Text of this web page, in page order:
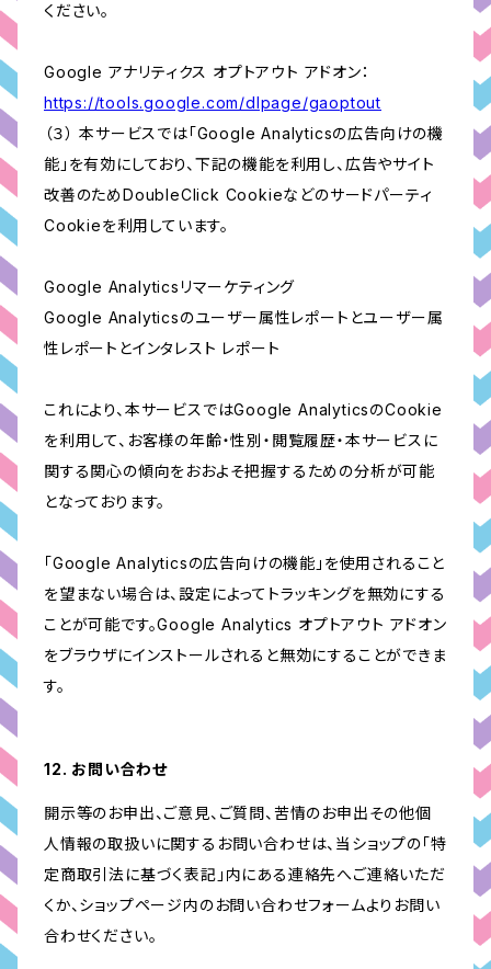
ください。
Google アナリティクス オプトアウト アドオン：
https://tools.google.com/dlpage/gaoptout
（３） 本サービスでは「Google Analyticsの広告向けの機
能」を有効にしており、下記の機能を利用し、広告やサイト
改善のためDoubleClick Cookieなどのサードパーティ
Cookieを利用しています。
Google Analyticsリマーケティング
Google Analyticsのユーザー属性レポートとユーザー属
性レポートとインタレスト レポート
これにより、本サービスではGoogle AnalyticsのCookie
を利用して、お客様の年齢・性別・閲覧履歴・本サービスに
関する関心の傾向をおおよそ把握するための分析が可能
となっております。
「Google Analyticsの広告向けの機能」を使用されること
を望まない場合は、設定によってトラッキングを無効にする
ことが可能です。Google Analytics オプトアウト アドオン
をブラウザにインストールされると無効にすることができま
す。
12. お問い合わせ
開示等のお申出、ご意見、ご質問、苦情のお申出その他個
人情報の取扱いに関するお問い合わせは、当ショップの「特
定商取引法に基づく表記」内にある連絡先へご連絡いただ
くか、ショップページ内のお問い合わせフォームよりお問い
合わせください。